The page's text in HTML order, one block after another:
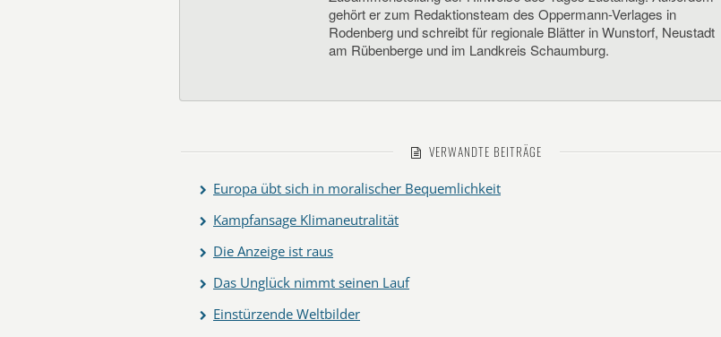
gehört er zum Redaktionsteam des Oppermann-Verlages in
Rodenberg und schreibt für regionale Blätter in Wunstorf, Neustadt
am Rübenberge und im Landkreis Schaumburg.
VERWANDTE BEITRÄGE
Europa übt sich in moralischer Bequemlichkeit
Kampfansage Klimaneutralität
Die Anzeige ist raus
Das Unglück nimmt seinen Lauf
Einstürzende Weltbilder